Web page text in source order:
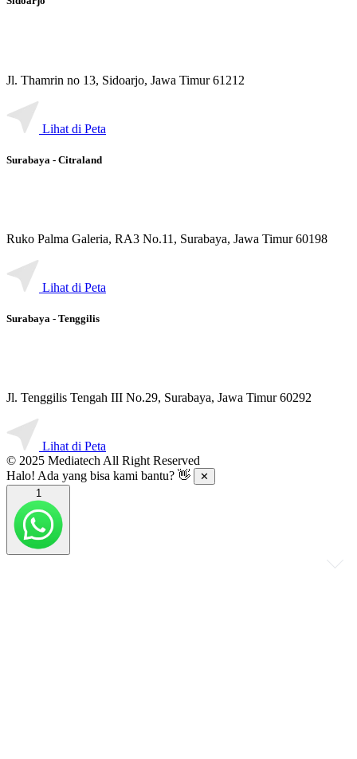
Jl. Thamrin no 13, Sidoarjo, Jawa Timur 61212
Lihat di Peta
Surabaya - Citraland
Ruko Palma Galeria, RA3 No.11, Surabaya, Jawa Timur 60198
Lihat di Peta
Surabaya - Tenggilis
Jl. Tenggilis Tengah III No.29, Surabaya, Jawa Timur 60292
Lihat di Peta
© 2025 Mediatech All Right Reserved
Halo! Ada yang bisa kami bantu? 👋
✕
1